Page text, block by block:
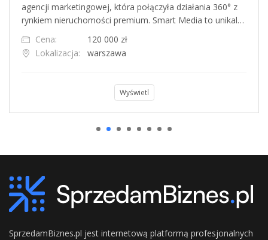
agencji marketingowej, która połączyła działania 360° z
rynkiem nieruchomości premium. Smart Media to unikal…
Cena:
120 000 zł
Lokalizacja:
warszawa
Wyświetl
SprzedamBiznes.pl jest internetową platformą profesjonalnych